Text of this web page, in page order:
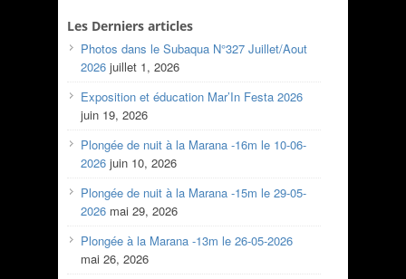
Les Derniers articles
Photos dans le Subaqua N°327 Juillet/Aout
2026 juillet 1, 2026
Exposition et éducation Mar’In Festa 2026
juin 19, 2026
Plongée de nuit à la Marana -16m le 10-06-
2026 juin 10, 2026
Plongée de nuit à la Marana -15m le 29-05-
2026 mai 29, 2026
Plongée à la Marana -13m le 26-05-2026
mai 26, 2026